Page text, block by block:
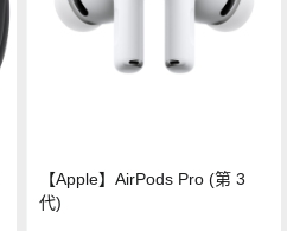
【Apple】AirPods Pro (第 3
代)